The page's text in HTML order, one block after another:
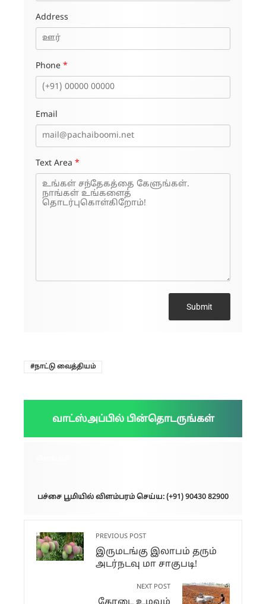
Address
Phone *
Email
Text Area *
Submit
நாட்டு வைத்தியம்
வாட்ஸ்அப்பில் பின்தொடருங்கள்
பச்சை பூமியில் விளம்பரம் செய்ய: (+91) 90430 82900
PREVIOUS POST
இருமடங்கு இலாபம் தரும்
அடர்நடவு மா சாகுபடி!
NEXT POST